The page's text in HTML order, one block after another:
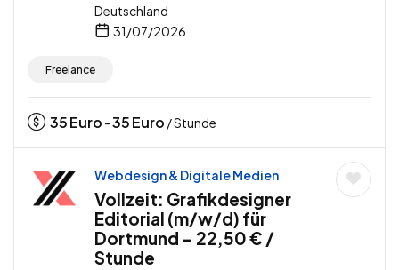
Deutschland
31/07/2026
Freelance
35Euro -35Euro / Stunde
Webdesign & Digitale Medien
Vollzeit: Grafikdesigner
Editorial (m/w/d) für
Dortmund – 22,50 € /
Stunde